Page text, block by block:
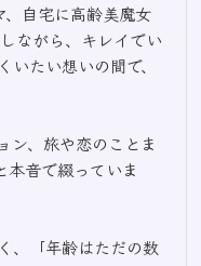
自宅に高齢美魔女
ながら、キレイでい
たい想いの間で、
ン、旅や恋のことま
本音で綴っていま
、「年齢はただの数